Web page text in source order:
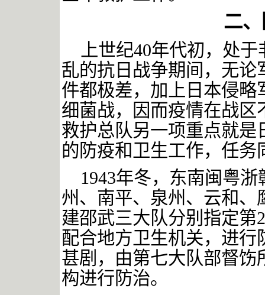
二
上世纪40年代初，处于
乱的抗日战争期间，无
件都极差，加上日本侵
细菌战，因而疫情在战
救护总队另一项重点就
的防疫和卫生工作，任务
1943年冬，东南闽粤
州、南平、泉州、云和
建邵武三大队分别指定第
配合地方卫生机关，进
甚剧，由第七大队部督
构进行防治。